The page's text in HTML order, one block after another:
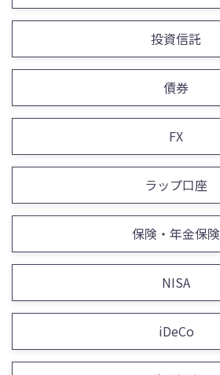
投資信託
債券
FX
ラップ口座
保険・年金保険
NISA
iDeCo